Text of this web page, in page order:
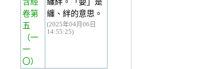
含經
卷第
五
（一
一
〇）
纏絆。「嬰」是
纏、絆的意思。
(2025年04月06日
14:55:25)